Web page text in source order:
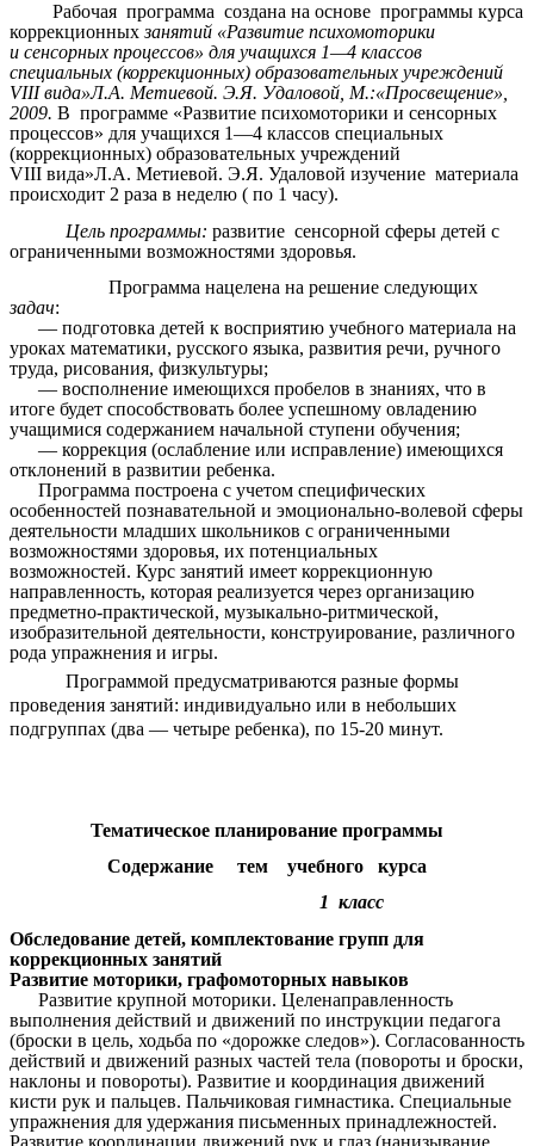
Рабочая программа создана на основе программы курса
коррекционныхзанятий «Развитие психомоторики
и сенсорных процессов» для учащихся 1—4 классов
специальных (коррекционных) образовательных учреждений
VIII вида»Л.А. Метиевой. Э.Я. Удаловой, М.:«Просвещение»,
2009. В программе «Развитие психомоторики и сенсорных
процессов» для учащихся 1—4 классов специальных
(коррекционных) образовательных учреждений
VIII вида»Л.А. Метиевой. Э.Я. Удаловой изучение материала
происходит 2 раза в неделю ( по 1 часу).
Цель программы: развитие сенсорной сферы детей с
ограниченными возможностями здоровья.
Программа нацелена на решение следующих
задач:
— подготовка детей к восприятию учебного материала на
уроках математики, русского языка, развития речи, ручного
труда, рисования, физкультуры;
— восполнение имеющихся пробелов в знаниях, что в
итоге будет способствовать более успешному овладению
учащимися содержанием начальной ступени обучения;
— коррекция (ослабление или исправление) имеющихся
отклонений в развитии ребенка.
Программа построена с учетом специфических
особенностей познавательной и эмоционально-волевой сферы
деятельности младших школьников с ограниченными
возможностями здоровья, их потенциальных
возможностей. Курс занятий имеет коррекционную
направленность, которая реализуется через организацию
предметно-практической, музыкально-ритмической,
изобразительной деятельности, конструирование, различного
рода упражнения и игры.
Программой предусматриваются разные формы
проведения занятий: индивидуально или в небольших
подгруппах (два — четыре ребенка), по 15-20 минут.
Тематическое планирование программы
Содержание тем учебного курса
1 класс
Обследование детей, комплектование групп для
коррекционных занятий
Развитие моторики, графомоторных навыков
Развитие крупной моторики. Целенаправленность
выполнения действий и движений по инструкции педагога
(броски в цель, ходьба по «дорожке следов»). Согласованность
действий и движений разных частей тела (повороты и броски,
наклоны и повороты). Развитие и координация движений
кисти рук и пальцев. Пальчиковая гимнастика. Специальные
упражнения для удержания письменных принадлежностей.
Развитие координации движений рук и глаз (нанизывание